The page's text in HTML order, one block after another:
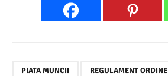
PIATA MUNCII REGULAMENT